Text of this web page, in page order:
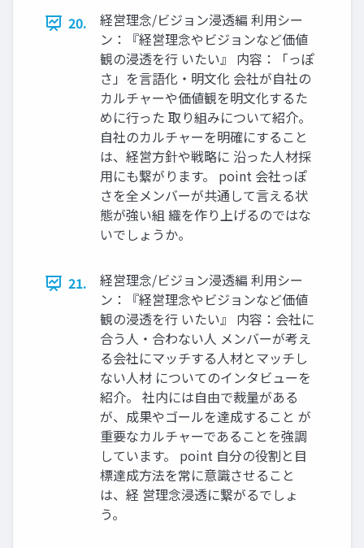
20.
経営理念/ビジョン浸透編 利⽤シー
ン：『経営理念やビジョンなど価値
観の浸透を⾏ いたい』 内容：「っぽ
さ」を⾔語化‧明⽂化 会社が⾃社の
カルチャーや価値観を明⽂化するた
めに⾏った 取り組みについて紹介。
⾃社のカルチャーを明確にすること
は、経営⽅針や戦略に 沿った⼈材採
⽤にも繋がります。 point 会社っぽ
さを全メンバーが共通して⾔える状
態が強い組 織を作り上げるのではな
いでしょうか。
21.
経営理念/ビジョン浸透編 利⽤シー
ン：『経営理念やビジョンなど価値
観の浸透を⾏ いたい』 内容：会社に
合う⼈‧合わない⼈ メンバーが考え
る会社にマッチする⼈材とマッチし
ない⼈材 についてのインタビューを
紹介。 社内には⾃由で裁量がある
が、成果やゴールを達成すること が
重要なカルチャーであることを強調
しています。 point ⾃分の役割と⽬
標達成⽅法を常に意識させること
は、経 営理念浸透に繋がるでしょ
う。